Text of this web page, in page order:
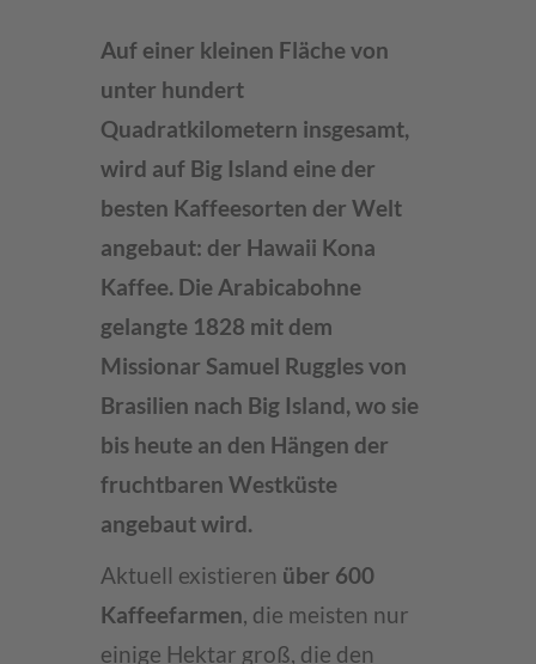
Auf einer kleinen Fläche von
unter hundert
Quadratkilometern insgesamt,
wird auf Big Island eine der
besten Kaffeesorten der Welt
angebaut: der Hawaii Kona
Kaffee. Die Arabicabohne
gelangte 1828 mit dem
Missionar Samuel Ruggles von
Brasilien nach Big Island, wo sie
bis heute an den Hängen der
fruchtbaren Westküste
angebaut wird.
Aktuell existieren über 600
Kaffeefarmen, die meisten nur
einige Hektar groß, die den